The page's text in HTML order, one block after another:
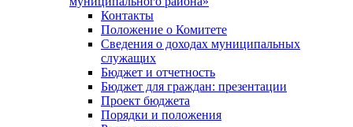
Контакты
Положение о Комитете
Сведения о доходах муниципальных
служащих
Бюджет и отчетность
Бюджет для граждан: презентации
Проект бюджета
Порядки и положения